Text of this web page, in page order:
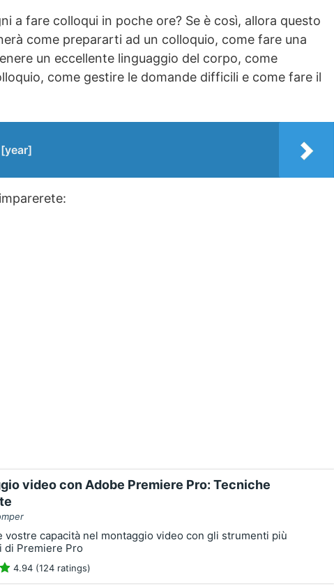
a fare colloqui in poche ore? Se è così, allora questo
come prepararti ad un colloquio, come fare una
un eccellente linguaggio del corpo, come
come gestire le domande difficili e come fare il
video con Adobe Premiere Pro: Tecniche
vostre capacità nel montaggio video con gli strumenti più
di Premiere Pro
4.94 (124 ratings)